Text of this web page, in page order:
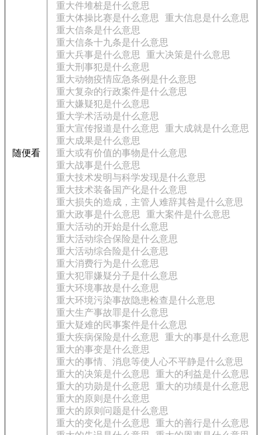
随便看
重大件堆桩是什么意思
重大体操比赛是什么意思
重大信息是什么意思
重大信条是什么意思
重大信条十九条是什么意思
重大兵事是什么意思
重大决策是什么意思
重大刑事犯是什么意思
重大动物疫情应急条例是什么意思
重大复杂的行政案件是什么意思
重大嫌疑犯是什么意思
重大学术活动是什么意思
重大宣传报道是什么意思
重大成就是什么意思
重大成果是什么意思
重大或有价值的事物是什么意思
重大战事是什么意思
重大技术发明与科学发现是什么意思
重大技术装备国产化是什么意思
重大损失的造成，主管人难辞其咎是什么意思
重大政事是什么意思
重大案件是什么意思
重大活动的开始是什么意思
重大活动综合保险是什么意思
重大活动综合险是什么意思
重大消费行为是什么意思
重大犯罪嫌疑分子是什么意思
重大环境事故是什么意思
重大环境污染事故隐患检查是什么意思
重大生产事故罪是什么意思
重大疑难的民事案件是什么意思
重大疾病保险是什么意思
重大的事是什么意思
重大的事变是什么意思
重大的事情、消息等使人心不平静是什么意思
重大的决策是什么意思
重大的利益是什么意思
重大的功勋是什么意思
重大的功绩是什么意思
重大的原则是什么意思
重大的原则问题是什么意思
重大的变化是什么意思
重大的善行是什么意思